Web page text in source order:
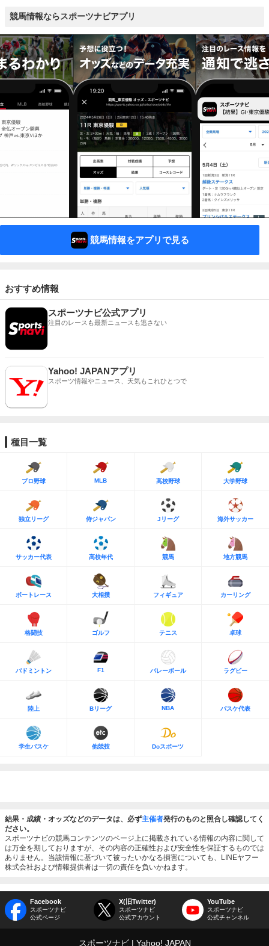
競馬情報ならスポーツナビアプリ
競馬情報をアプリで見る
おすすめ情報
スポーツナビ公式アプリ
注目のレースも最新ニュースも逃さない
Yahoo! JAPANアプリ
スポーツ情報やニュース、天気もこれひとつで
種目一覧
プロ野球 MLB 高校野球 大学野球
独立リーグ 侍ジャパン Jリーグ 海外サッカー
サッカー代表 高校年代 競馬 地方競馬
ボートレース 大相撲 フィギュア カーリング
格闘技 ゴルフ テニス 卓球
バドミントン F1 バレーボール ラグビー
陸上 Bリーグ NBA バスケ代表
学生バスケ 他競技 Doスポーツ
結果・成績・オッズなどのデータは、必ず主催者発行のものと照合し確認してく
ださい。
スポーツナビの競馬コンテンツのページ上に掲載されている情報の内容に関して
は万全を期しておりますが、その内容の正確性および安全性を保証するものでは
ありません。当該情報に基づいて被ったいかなる損害についても、LINEヤフー
株式会社および情報提供者は一切の責任を負いかねます。
Facebook
スポーツナビ
公式ページ
X(旧Twitter)
スポーツナビ
公式アカウント
YouTube
スポーツナビ
公式チャンネル
スポーツナビ Yahoo! JAPAN